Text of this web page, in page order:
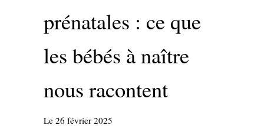
prénatales : ce que
les bébés à naître
nous racontent
Le 26 février 2025